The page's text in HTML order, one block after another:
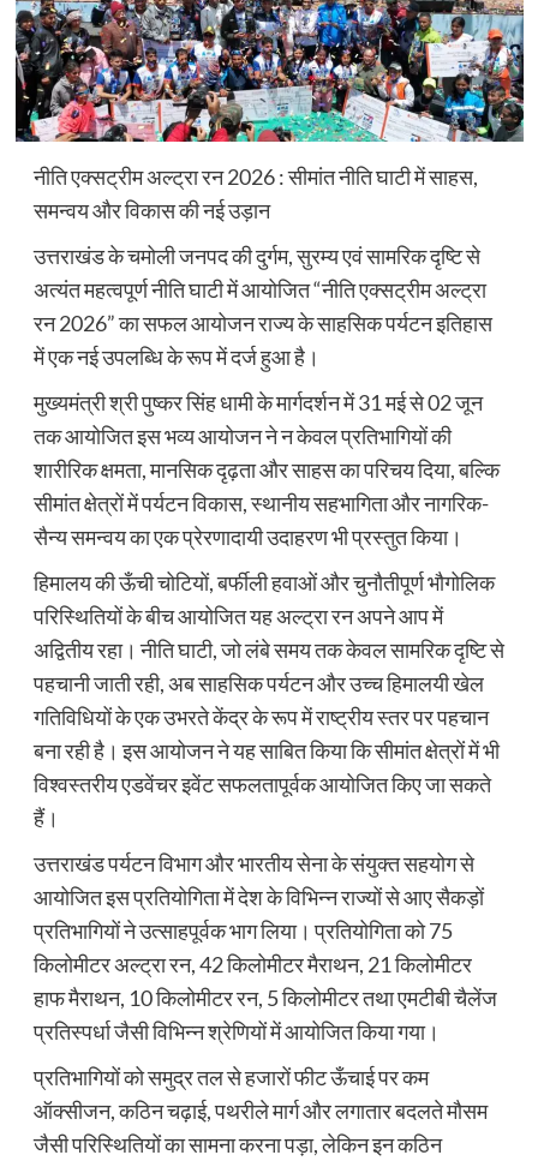
नीति एक्सट्रीम अल्ट्रा रन 2026 : सीमांत नीति घाटी में साहस,
समन्वय और विकास की नई उड़ान
उत्तराखंड के चमोली जनपद की दुर्गम, सुरम्य एवं सामरिक दृष्टि से
अत्यंत महत्वपूर्ण नीति घाटी में आयोजित “नीति एक्सट्रीम अल्ट्रा
रन 2026” का सफल आयोजन राज्य के साहसिक पर्यटन इतिहास
में एक नई उपलब्धि के रूप में दर्ज हुआ है।
मुख्यमंत्री श्री पुष्कर सिंह धामी के मार्गदर्शन में 31 मई से 02 जून
तक आयोजित इस भव्य आयोजन ने न केवल प्रतिभागियों की
शारीरिक क्षमता, मानसिक दृढ़ता और साहस का परिचय दिया, बल्कि
सीमांत क्षेत्रों में पर्यटन विकास, स्थानीय सहभागिता और नागरिक-
सैन्य समन्वय का एक प्रेरणादायी उदाहरण भी प्रस्तुत किया।
हिमालय की ऊँची चोटियों, बर्फीली हवाओं और चुनौतीपूर्ण भौगोलिक
परिस्थितियों के बीच आयोजित यह अल्ट्रा रन अपने आप में
अद्वितीय रहा। नीति घाटी, जो लंबे समय तक केवल सामरिक दृष्टि से
पहचानी जाती रही, अब साहसिक पर्यटन और उच्च हिमालयी खेल
गतिविधियों के एक उभरते केंद्र के रूप में राष्ट्रीय स्तर पर पहचान
बना रही है। इस आयोजन ने यह साबित किया कि सीमांत क्षेत्रों में भी
विश्वस्तरीय एडवेंचर इवेंट सफलतापूर्वक आयोजित किए जा सकते
हैं।
उत्तराखंड पर्यटन विभाग और भारतीय सेना के संयुक्त सहयोग से
आयोजित इस प्रतियोगिता में देश के विभिन्न राज्यों से आए सैकड़ों
प्रतिभागियों ने उत्साहपूर्वक भाग लिया। प्रतियोगिता को 75
किलोमीटर अल्ट्रा रन, 42 किलोमीटर मैराथन, 21 किलोमीटर
हाफ मैराथन, 10 किलोमीटर रन, 5 किलोमीटर तथा एमटीबी चैलेंज
प्रतिस्पर्धा जैसी विभिन्न श्रेणियों में आयोजित किया गया।
प्रतिभागियों को समुद्र तल से हजारों फीट ऊँचाई पर कम
ऑक्सीजन, कठिन चढ़ाई, पथरीले मार्ग और लगातार बदलते मौसम
जैसी परिस्थितियों का सामना करना पड़ा, लेकिन इन कठिन